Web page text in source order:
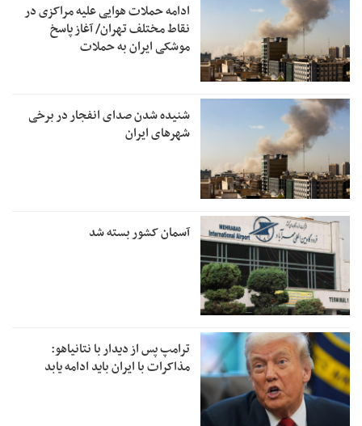
ادامه حملات هوایی علیه مراکزی در
نقاط مختلف تهران/ آغاز پاسخ
موشکی ایران به حملات
شنیده شدن صدای انفجار در برخی
شهرهای ایران
آسمان کشور بسته شد
ترامپ پس از دیدار با نتانیاهو:
مذاکرات با ایران باید ادامه یابد